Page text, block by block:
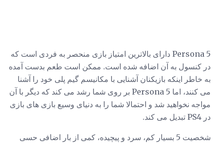
Persona 5 دارای بالاترین امتیاز بازی منحصر به فردی است که
در کنسول به آن اضافه شده است. ممکن است طعم بدست آمده
به خاطر اینکه بازیکنان آشنایی با مکانیسم گیم پلی خود را آشنا
می کنند، اما Persona 5 بر روی شما رشد می کند که دیگر با آن
مواجه نخواهید شد و احتمالا شما را به دنیای وسیع بازی های بازی
در PS4 تبدیل می کند.
شخصیت 5 بسیار کم، سرد و پیچیده، کمی از بار اضافی حسی